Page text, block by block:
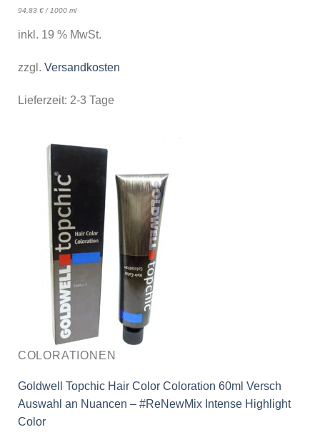
94,83 €/1000 ml
inkl. 19 % MwSt.
zzgl. Versandkosten
Lieferzeit: 2-3 Tage
COLORATIONEN
Goldwell Topchic Hair Color Coloration 60ml Versch
Auswahl an Nuancen – #ReNewMix Intense Highlight
Color